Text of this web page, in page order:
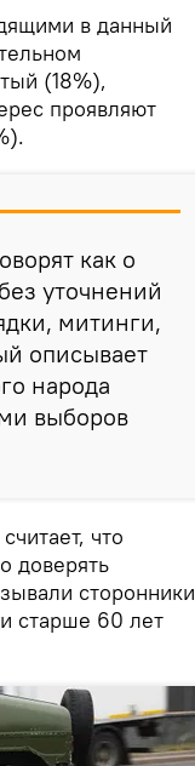
в данный
(18%),
проявляют
как о
уточнений
митинги,
описывает
народа
выборов
что
доверять
сторонники
старше 60 лет